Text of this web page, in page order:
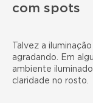
com spots
Talvez a
agradando. Em
ambiente
claridade no rosto.